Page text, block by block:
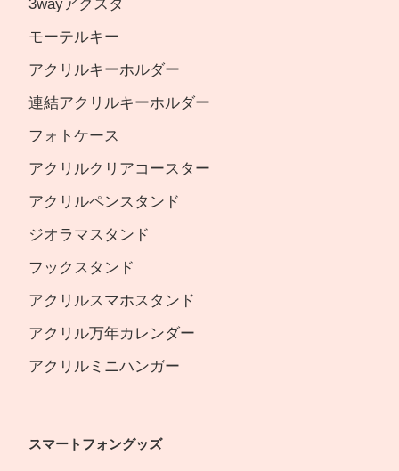
3wayアクスタ
モーテルキー
アクリルキーホルダー
連結アクリルキーホルダー
フォトケース
アクリルクリアコースター
アクリルペンスタンド
ジオラマスタンド
フックスタンド
アクリルスマホスタンド
アクリル万年カレンダー
アクリルミニハンガー
スマートフォングッズ